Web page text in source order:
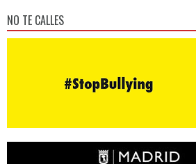
NO TE CALLES